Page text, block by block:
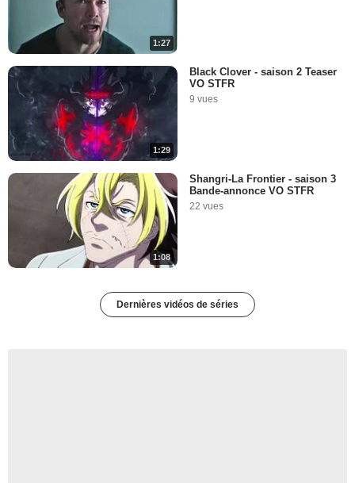
1:27
1:29
Black Clover - saison 2 Teaser
VO STFR
9 vues
1:08
Shangri-La Frontier - saison 3
Bande-annonce VO STFR
22 vues
Dernières vidéos de séries